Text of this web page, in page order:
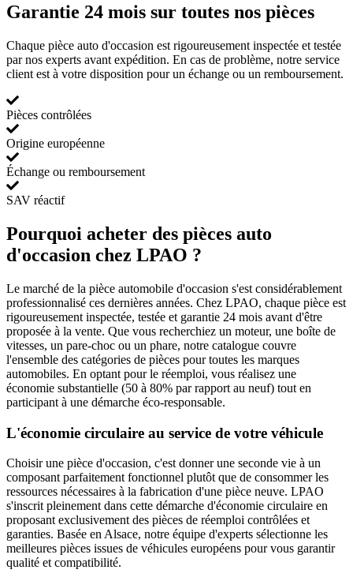
Garantie 24 mois sur toutes nos pièces
Chaque pièce auto d'occasion est rigoureusement inspectée et testée
par nos experts avant expédition. En cas de problème, notre service
client est à votre disposition pour un échange ou un remboursement.
Pièces contrôlées
Origine européenne
Échange ou remboursement
SAV réactif
Pourquoi acheter des pièces auto
d'occasion chez LPAO ?
Le marché de la pièce automobile d'occasion s'est considérablement
professionnalisé ces dernières années. Chez LPAO, chaque pièce est
rigoureusement inspectée, testée et garantie 24 mois avant d'être
proposée à la vente. Que vous recherchiez un moteur, une boîte de
vitesses, un pare-choc ou un phare, notre catalogue couvre
l'ensemble des catégories de pièces pour toutes les marques
automobiles. En optant pour le réemploi, vous réalisez une
économie substantielle (50 à 80% par rapport au neuf) tout en
participant à une démarche éco-responsable.
L'économie circulaire au service de votre véhicule
Choisir une pièce d'occasion, c'est donner une seconde vie à un
composant parfaitement fonctionnel plutôt que de consommer les
ressources nécessaires à la fabrication d'une pièce neuve. LPAO
s'inscrit pleinement dans cette démarche d'économie circulaire en
proposant exclusivement des pièces de réemploi contrôlées et
garanties. Basée en Alsace, notre équipe d'experts sélectionne les
meilleures pièces issues de véhicules européens pour vous garantir
qualité et compatibilité.